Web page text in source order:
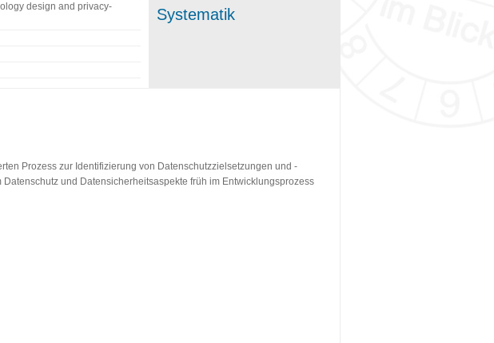
design and privacy-
Systematik
Prozess zur Identifizierung von Datenschutzzielsetzungen und -
und Datensicherheitsaspekte früh im Entwicklungsprozess